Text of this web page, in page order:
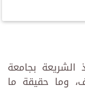
الشريعة بجامعة
وما حقيقة ما